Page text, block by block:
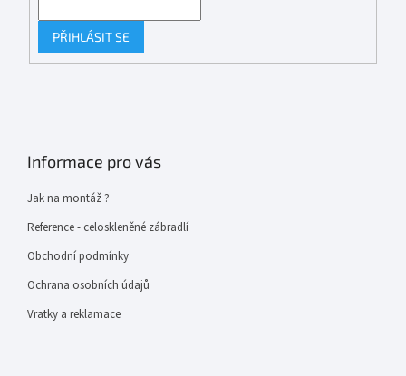
PŘIHLÁSIT SE
Informace pro vás
Jak na montáž ?
Reference - celoskleněné zábradlí
Obchodní podmínky
Ochrana osobních údajů
Vratky a reklamace